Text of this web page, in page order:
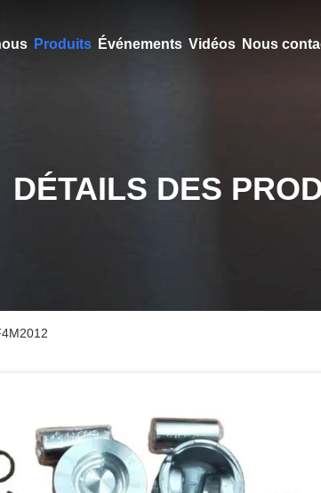
Produits Événements Vidéos Nous
DÉTAILS DES